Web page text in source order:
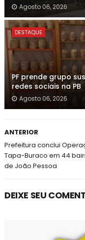
Agosto 06, 2026
DESTAQUE
PF prende grupo
redes sociais na PB
Agosto 06, 2026
ANTERIOR
Prefeitura conclui
Tapa-Buraco em 44
de João Pessoa
DEIXE SEU